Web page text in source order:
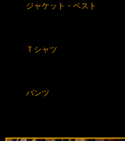
ジャケット・ベスト
Ｔシャツ
パンツ